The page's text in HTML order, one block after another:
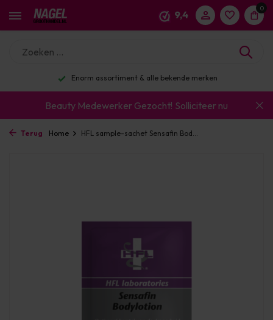
9,4
0
Enorm assortiment & alle bekende merken
Beauty Medewerker Gezocht! Solliciteer nu
Terug Home HFL sample-sachet Sensafin Bod...